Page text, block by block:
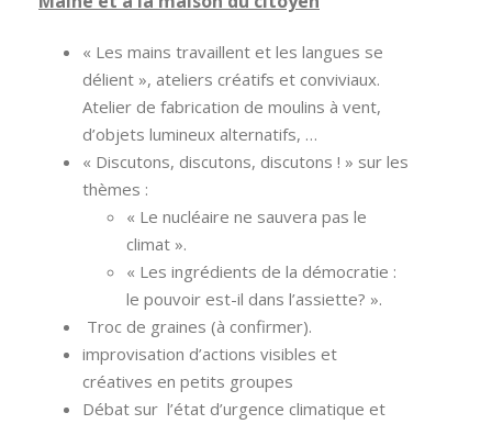
« Les mains travaillent et les langues se
délient », ateliers créatifs et conviviaux.
Atelier de fabrication de moulins à vent,
d’objets lumineux alternatifs, …
« Discutons, discutons, discutons ! » sur les
thèmes :
« Le nucléaire ne sauvera pas le
climat ».
« Les ingrédients de la démocratie :
le pouvoir est-il dans l’assiette? ».
Troc de graines (à confirmer).
improvisation d’actions visibles et
créatives en petits groupes
Débat sur l’état d’urgence climatique et